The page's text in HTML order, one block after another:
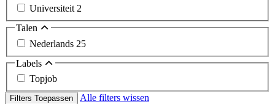
Universiteit 2
Talen
Nederlands 25
Labels
Topjob
Filters Toepassen Alle filters wissen